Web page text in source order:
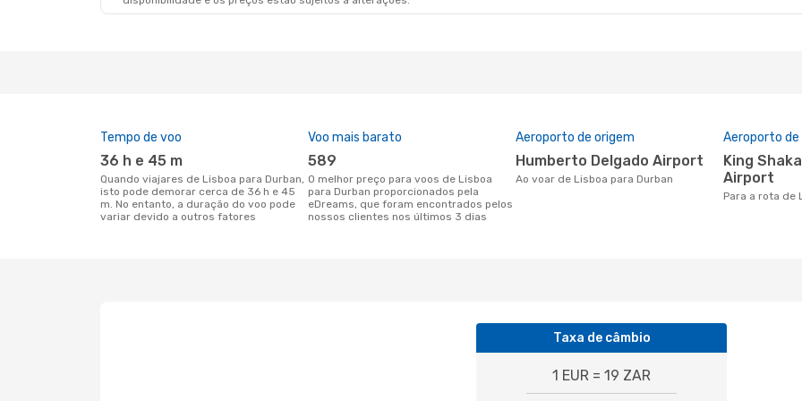
Tempo de voo
36 h e 45 m
Quando viajares de Lisboa para Durban,
isto pode demorar cerca de 36 h e 45
m. No entanto, a duração do voo pode
variar devido a outros fatores
Voo mais barato
589
O melhor preço para voos de Lisboa
para Durban proporcionados pela
eDreams, que foram encontrados pelos
nossos clientes nos últimos 3 dias
Aeroporto de origem
Humberto Delgado Airport
Ao voar de Lisboa para Durban
Aeroporto
King Shaka International
Airport
Para a rota
Taxa de câmbio
1 EUR = 19 ZAR